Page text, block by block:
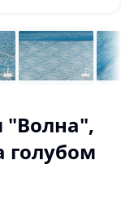
"Волна",
голубом